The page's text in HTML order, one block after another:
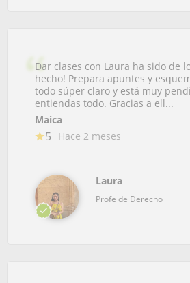
Dar clases con Laura ha sido de
hecho! Prepara apuntes y
todo súper claro y está muy
entiendas todo. Gracias a ell...
Maica
5 Hace 2 meses
Laura
Profe de Derecho